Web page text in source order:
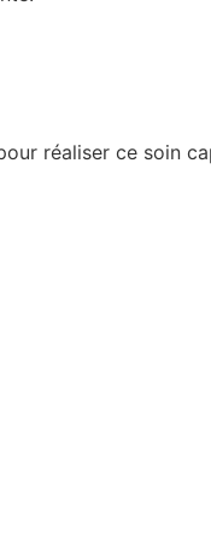
réaliser ce soin